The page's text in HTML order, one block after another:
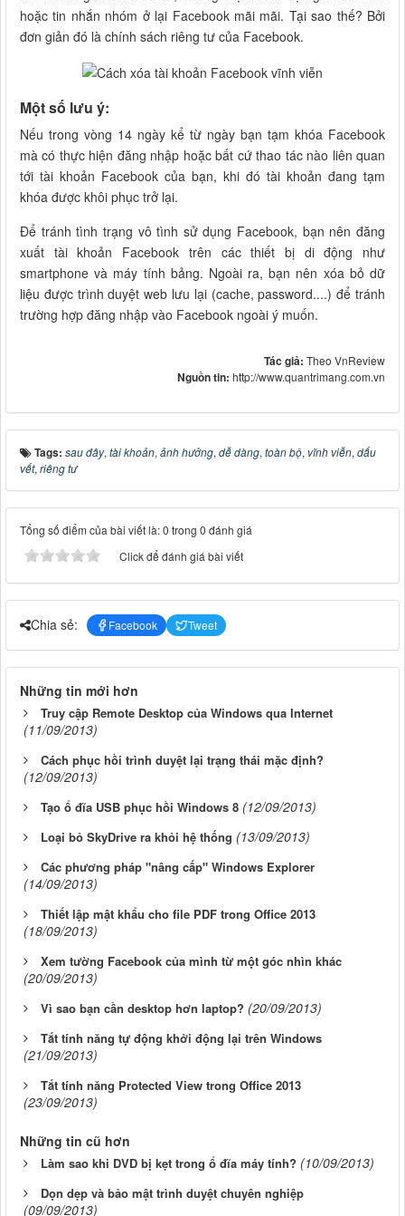
hoặc tin nhắn nhóm ở lại Facebook mãi mãi. Tại sao thế? Bởi
đơn giản đó là chính sách riêng tư của Facebook.
Một số lưu ý:
Nếu trong vòng 14 ngày kể từ ngày bạn tạm khóa Facebook
mà có thực hiện đăng nhập hoặc bất cứ thao tác nào liên quan
tới tài khoản Facebook của bạn, khi đó tài khoản đang tạm
khóa được khôi phục trở lại.
Để tránh tình trạng vô tình sử dụng Facebook, bạn nên đăng
xuất tài khoản Facebook trên các thiết bị di động như
smartphone và máy tính bảng. Ngoài ra, bạn nên xóa bỏ dữ
liệu được trình duyệt web lưu lại (cache, password....) để tránh
trường hợp đăng nhập vào Facebook ngoài ý muốn.
Tác giả: Theo VnReview
Nguồn tin: http://www.quantrimang.com.vn
Tags: sau đây, tài khoản, ảnh hưởng, dễ dàng, toàn bộ, vĩnh viễn, dấu
vết, riêng tư
Tổng số điểm của bài viết là: 0 trong 0 đánh giá
Click để đánh giá bài viết
Chia sẻ: Facebook Tweet
Những tin mới hơn
Truy cập Remote Desktop của Windows qua Internet
(11/09/2013)
Cách phục hồi trình duyệt lại trạng thái mặc định?
(12/09/2013)
Tạo ổ đĩa USB phục hồi Windows 8 (12/09/2013)
Loại bỏ SkyDrive ra khỏi hệ thống (13/09/2013)
Các phương pháp "nâng cấp" Windows Explorer
(14/09/2013)
Thiết lập mật khẩu cho file PDF trong Office 2013
(18/09/2013)
Xem tường Facebook của mình từ một góc nhìn khác
(20/09/2013)
Vì sao bạn cần desktop hơn laptop? (20/09/2013)
Tắt tính năng tự động khởi động lại trên Windows
(21/09/2013)
Tắt tính năng Protected View trong Office 2013
(23/09/2013)
Những tin cũ hơn
Làm sao khi DVD bị kẹt trong ổ đĩa máy tính? (10/09/2013)
Dọn dẹp và bảo mật trình duyệt chuyên nghiệp
(09/09/2013)